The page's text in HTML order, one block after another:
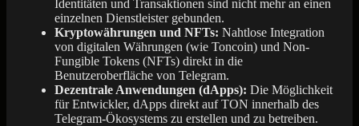
Identitäten und Transaktionen sind nicht mehr an einen
einzelnen Dienstleister gebunden.
Kryptowährungen und NFTs: Nahtlose Integration
von digitalen Währungen (wie Toncoin) und Non-
Fungible Tokens (NFTs) direkt in die
Benutzeroberfläche von Telegram.
Dezentrale Anwendungen (dApps): Die Möglichkeit
für Entwickler, dApps direkt auf TON innerhalb des
Telegram-Ökosystems zu erstellen und zu betreiben.